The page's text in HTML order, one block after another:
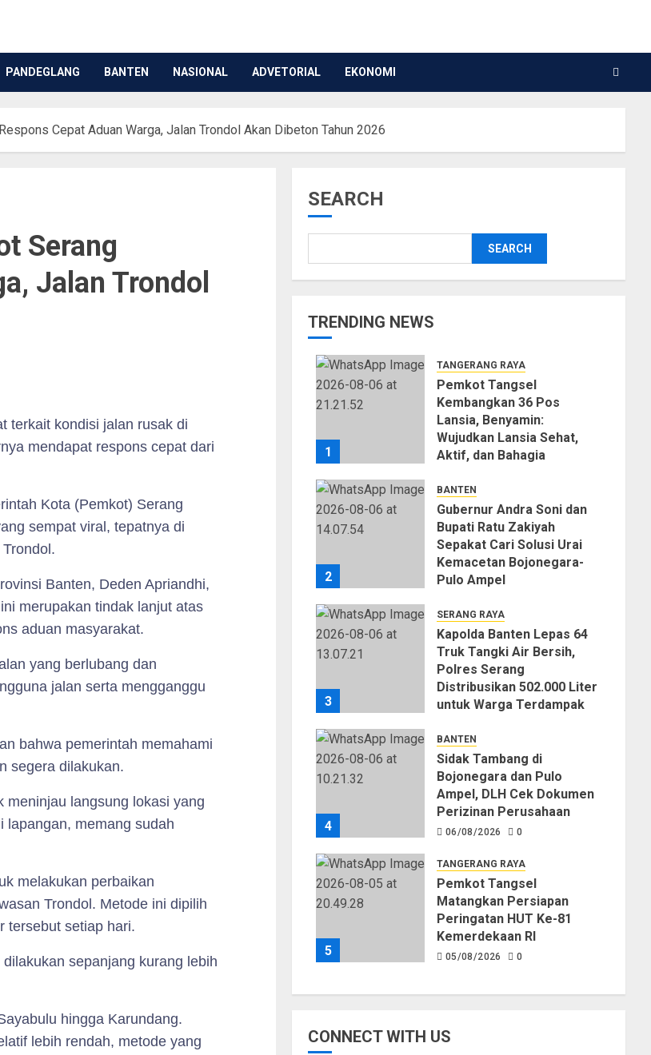
PANDEGLANG BANTEN NASIONAL ADVETORIAL EKONOMI
Cepat Aduan Warga, Jalan Trondol Akan Dibeton Tahun 2026
Serang
Jalan Trondol
terkait kondisi jalan rusak di
mendapat respons cepat dari
Kota (Pemkot) Serang
sempat viral, tepatnya di
Banten, Deden Apriandhi,
merupakan tindak lanjut atas
aduan masyarakat.
yang berlubang dan
jalan serta mengganggu
bahwa pemerintah memahami
segera dilakukan.
meninjau langsung lokasi yang
lapangan, memang sudah
melakukan perbaikan
Trondol. Metode ini dipilih
tersebut setiap hari.
sepanjang kurang lebih
hingga Karundang.
lebih rendah, metode yang
SEARCH
SEARCH
TRENDING NEWS
1
TANGERANG RAYA
Pemkot Tangsel
Kembangkan 36 Pos
Lansia, Benyamin:
Wujudkan Lansia Sehat,
Aktif, dan Bahagia
2
BANTEN
Gubernur Andra Soni dan
Bupati Ratu Zakiyah
Sepakat Cari Solusi Urai
Kemacetan Bojonegara-
Pulo Ampel
3
SERANG RAYA
Kapolda Banten Lepas 64
Truk Tangki Air Bersih,
Polres Serang
Distribusikan 502.000 Liter
untuk Warga Terdampak
06/08/2026
4
BANTEN
Sidak Tambang di
Bojonegara dan Pulo
Ampel, DLH Cek Dokumen
Perizinan Perusahaan
06/08/2026 0
5
TANGERANG RAYA
Pemkot Tangsel
Matangkan Persiapan
Peringatan HUT Ke-81
Kemerdekaan RI
05/08/2026 0
CONNECT WITH US